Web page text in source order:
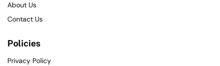
About Us
Contact Us
Policies
Privacy Policy